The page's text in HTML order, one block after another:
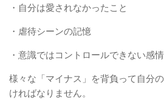
・自分は愛されなかったこと
・虐待シーンの記憶
・意識ではコントロールできない感情
様々な「マイナス」を背負って自分
ければなりません。